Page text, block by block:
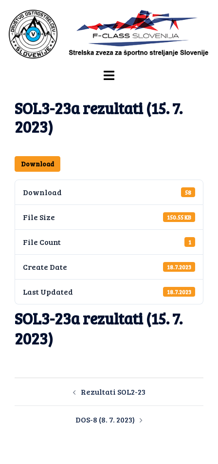
SOL3-23a rezultati (15. 7.
2023)
Download
Download 58
File Size 150.55 KB
File Count 1
Create Date 18.7.2023
Last Updated 18.7.2023
SOL3-23a rezultati (15. 7.
2023)
Rezultati SOL2-23
DOS-8 (8. 7. 2023)